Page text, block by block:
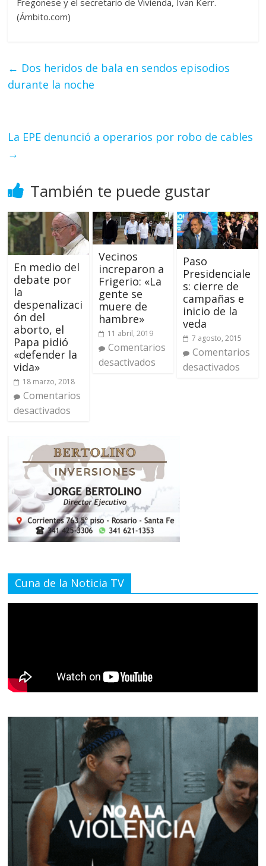
(Ámbito.com)
← Dos heridos de bala en sendos episodios
durante la noche
La EPE denunció a operarios por robo de cables
→
También te puede gustar
En medio del
debate por
la
despenalizaci
ón del
aborto, el
Papa pidió
«defender la
vida»
18 marzo, 2018
Comentarios
desactivados
Vecinos
increparon a
Frigerio: «La
gente se
muere de
hambre»
11 abril, 2019
Comentarios
desactivados
Paso
Presidenciale
s: cierre de
campañas e
inicio de la
veda
7 agosto, 2015
Comentarios
desactivados
Cuna de la Noticia TV